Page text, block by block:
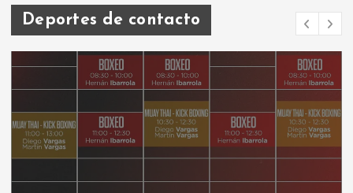
Deportes de contacto